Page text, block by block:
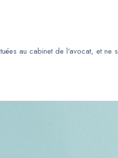
au cabinet de l'avocat, et